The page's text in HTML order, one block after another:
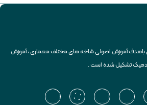
باهدف آموزش اصولی شاخه های مختلف معماری ، آموزش
تشکیل شده است .